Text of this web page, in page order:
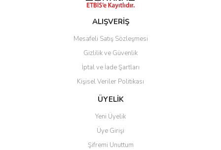
ALIŞVERİŞ
Mesafeli Satış Sözleşmesi
Gizlilik ve Güvenlik
İptal ve İade Şartları
Kişisel Veriler Politikası
ÜYELİK
Yeni Üyelik
Üye Girişi
Şifremi Unuttum